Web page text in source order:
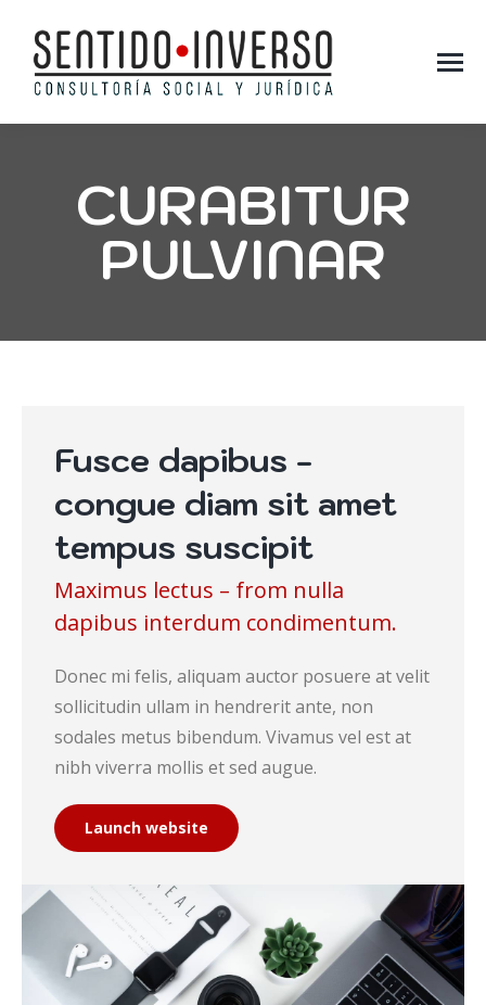
CURABITUR
PULVINAR
Fusce dapibus -
congue diam sit amet
tempus suscipit
Maximus lectus – from nulla
dapibus interdum condimentum.
Donec mi felis, aliquam auctor posuere at velit
sollicitudin ullam in hendrerit ante, non
sodales metus bibendum. Vivamus vel est at
nibh viverra mollis et sed augue.
Launch website